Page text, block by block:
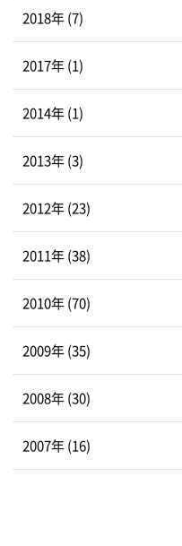
2018年 (7)
2017年 (1)
2014年 (1)
2013年 (3)
2012年 (23)
2011年 (38)
2010年 (70)
2009年 (35)
2008年 (30)
2007年 (16)